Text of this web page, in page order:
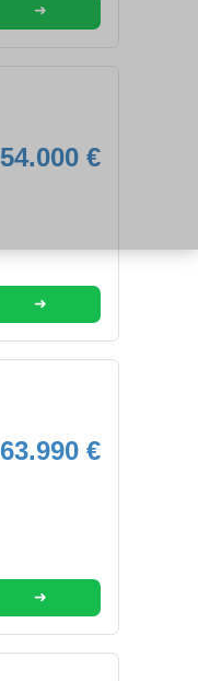
➜
54.000 €
➜
63.990 €
➜